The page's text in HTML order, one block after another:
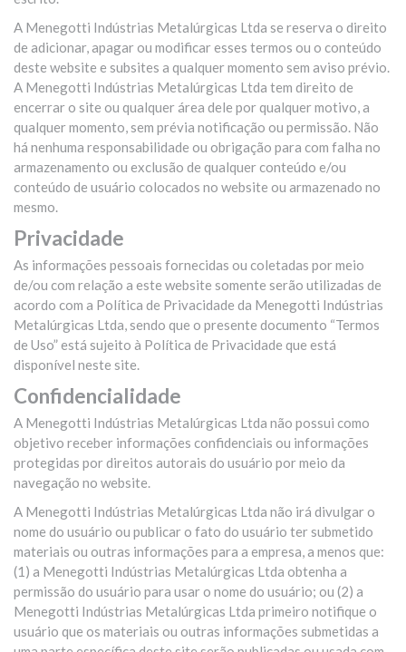
A Menegotti Indústrias Metalúrgicas Ltda se reserva o direito
de adicionar, apagar ou modificar esses termos ou o conteúdo
deste website e subsites a qualquer momento sem aviso prévio.
A Menegotti Indústrias Metalúrgicas Ltda tem direito de
encerrar o site ou qualquer área dele por qualquer motivo, a
qualquer momento, sem prévia notificação ou permissão. Não
há nenhuma responsabilidade ou obrigação para com falha no
armazenamento ou exclusão de qualquer conteúdo e/ou
conteúdo de usuário colocados no website ou armazenado no
mesmo.
Privacidade
As informações pessoais fornecidas ou coletadas por meio
de/ou com relação a este website somente serão utilizadas de
acordo com a Política de Privacidade da Menegotti Indústrias
Metalúrgicas Ltda, sendo que o presente documento “Termos
de Uso” está sujeito à Política de Privacidade que está
disponível neste site.
Confidencialidade
A Menegotti Indústrias Metalúrgicas Ltda não possui como
objetivo receber informações confidenciais ou informações
protegidas por direitos autorais do usuário por meio da
navegação no website.
A Menegotti Indústrias Metalúrgicas Ltda não irá divulgar o
nome do usuário ou publicar o fato do usuário ter submetido
materiais ou outras informações para a empresa, a menos que:
(1) a Menegotti Indústrias Metalúrgicas Ltda obtenha a
permissão do usuário para usar o nome do usuário; ou (2) a
Menegotti Indústrias Metalúrgicas Ltda primeiro notifique o
usuário que os materiais ou outras informações submetidas a